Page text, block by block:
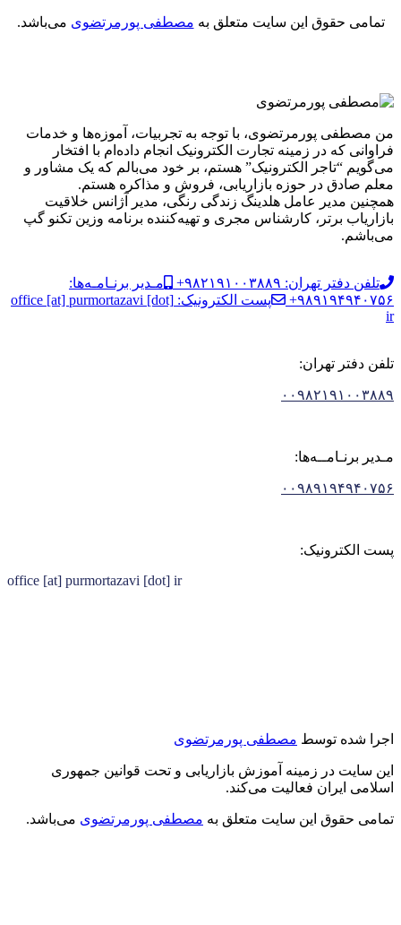
تمامی حقوق این سایت متعلق به مصطفی پورمرتضوی می‌باشد.
من مصطفی پورمرتضوی، با توجه به تجربیات، آموزه‌ها و خدمات
فراوانی که در زمینه تجارت الکترونیک انجام داده‌ام با افتخار
می‌گویم “تاجر الکترونیک” هستم، بر خود می‌بالم که یک مشاور و
معلم صادق در حوزه بازاریابی، فروش و مذاکره هستم.
همچنین مدیر عامل هلدینگ زندگی رنگی، مدیر آژانس خلاقیت
بازاریاب برتر، کارشناس مجری و تهیه‌کننده برنامه وزین تکنو گپ
می‌باشم.
تلفن دفتر تهران: ۹۸۲۱۹۱۰۰۳۸۸۹+
مـدیر برنـامـه‌ها:
۹۸۹۱۹۴۹۴۰۷۵۶+
پست الکترونیک: office [at] purmortazavi [dot]
ir
تلفن دفتر تهران:
۰۰۹۸۲۱۹۱۰۰۳۸۸۹
مـدیر برنـامــه‌ها:
۰۰۹۸۹۱۹۴۹۴۰۷۵۶
پست الکترونیک:
office [at] purmortazavi [dot] ir
اجرا شده توسط مصطفی پورمرتضوی
این سایت در زمینه آموزش بازاریابی و تحت قوانین جمهوری
اسلامی ایران فعالیت می‌کند.
تمامی حقوق این سایت متعلق به مصطفی پورمرتضوی می‌باشد.